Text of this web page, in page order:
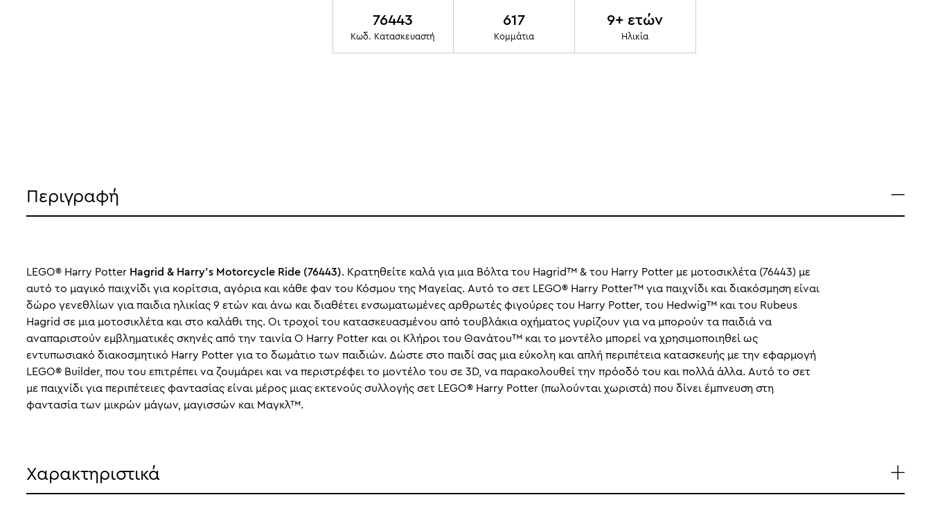
76443
Κωδ. Κατασκευαστή
617
Κομμάτια
9+ ετών
Ηλικία
Περιγραφή
LEGO® Harry Potter Hagrid & Harry's Motorcycle Ride (76443). Κρατηθείτε καλά για μια Βόλτα του Hagrid™ & του Harry Potter με μοτοσικλέτα (76443) με
αυτό το μαγικό παιχνίδι για κορίτσια, αγόρια και κάθε φαν του Κόσμου της Μαγείας. Αυτό το σετ LEGO® Harry Potter™ για παιχνίδι και διακόσμηση είναι
δώρο γενεθλίων για παιδια ηλικίας 9 ετών και άνω και διαθέτει ενσωματωμένες αρθρωτές φιγούρες του Harry Potter, του Hedwig™ και του Rubeus
Hagrid σε μια μοτοσικλέτα και στο καλάθι της. Οι τροχοί του κατασκευασμένου από τουβλάκια οχήματος γυρίζουν για να μπορούν τα παιδιά να
αναπαριστούν εμβληματικές σκηνές από την ταινία Ο Harry Potter και οι Κλήροι του Θανάτου™ και το μοντέλο μπορεί να χρησιμοποιηθεί ως
εντυπωσιακό διακοσμητικό Harry Potter για το δωμάτιο των παιδιών. Δώστε στο παιδί σας μια εύκολη και απλή περιπέτεια κατασκευής με την εφαρμογή
LEGO® Builder, που του επιτρέπει να ζουμάρει και να περιστρέφει το μοντέλο του σε 3D, να παρακολουθεί την πρόοδό του και πολλά άλλα. Αυτό το σετ
με παιχνίδι για περιπέτειες φαντασίας είναι μέρος μιας εκτενούς συλλογής σετ LEGO® Harry Potter (πωλούνται χωριστά) που δίνει έμπνευση στη
φαντασία των μικρών μάγων, μαγισσών και Μαγκλ™.
Χαρακτηριστικά